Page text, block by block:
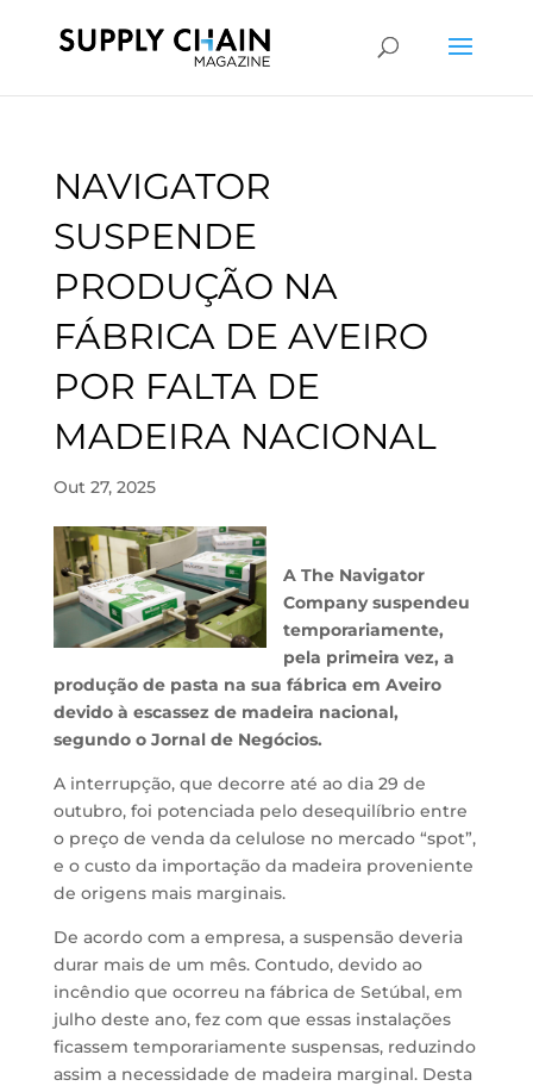
NAVIGATOR
SUSPENDE
PRODUÇÃO NA
FÁBRICA DE AVEIRO
POR FALTA DE
MADEIRA NACIONAL
Out 27, 2025
A The Navigator
Company suspendeu
temporariamente,
pela primeira vez, a
produção de pasta na sua fábrica em Aveiro
devido à escassez de madeira nacional,
segundo o Jornal de Negócios.
A interrupção, que decorre até ao dia 29 de
outubro, foi potenciada pelo desequilíbrio entre
o preço de venda da celulose no mercado “spot”,
e o custo da importação da madeira proveniente
de origens mais marginais.
De acordo com a empresa, a suspensão deveria
durar mais de um mês. Contudo, devido ao
incêndio que ocorreu na fábrica de Setúbal, em
julho deste ano, fez com que essas instalações
ficassem temporariamente suspensas, reduzindo
assim a necessidade de madeira marginal. Desta